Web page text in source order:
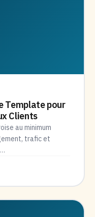
Template pour
Clients
au minimum
trafic et